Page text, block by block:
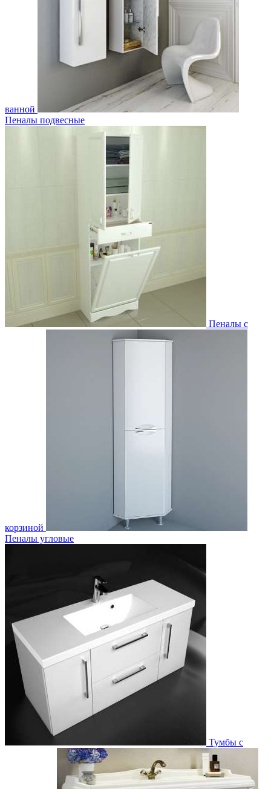
ванной
Пеналы подвесные
Пеналы с
корзиной
Пеналы угловые
Тумбы с